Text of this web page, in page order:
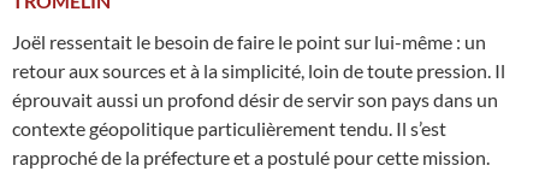
Joël ressentait le besoin de faire le point sur lui-même : un
retour aux sources et à la simplicité, loin de toute pression. Il
éprouvait aussi un profond désir de servir son pays dans un
contexte géopolitique particulièrement tendu. Il s’est
rapproché de la préfecture et a postulé pour cette mission.